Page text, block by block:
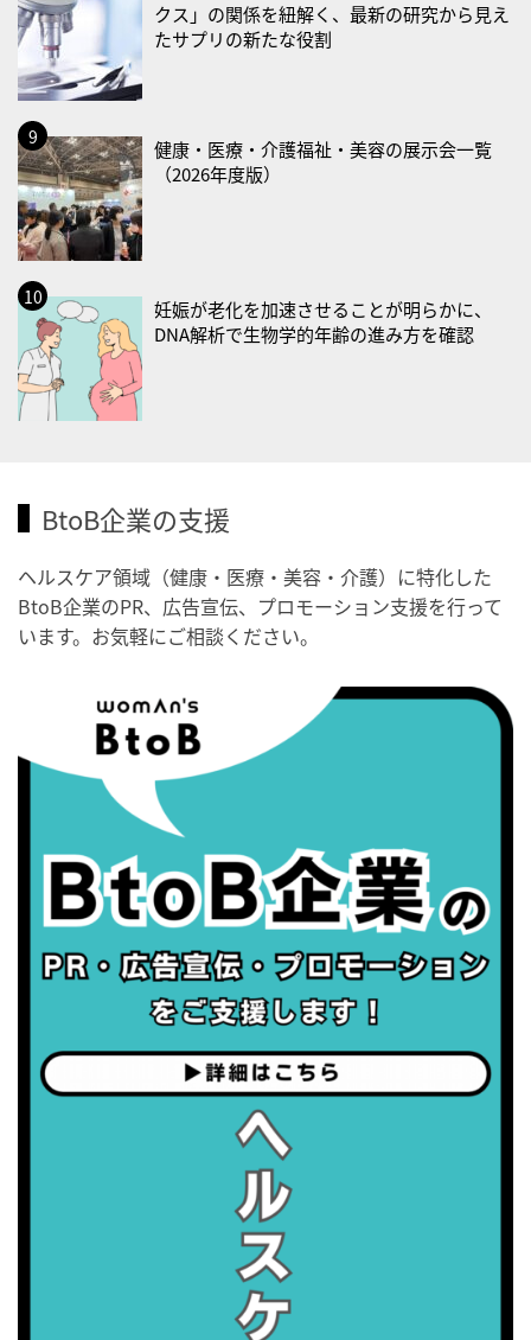
・健康増進普及月間
・歯ヂカラ探究月間
・職場の健康診断実施強化月間
・大腸がん検診の日
・防災の日
2026/09/02(水)
・がん征圧月間
・世界アルツハイマー月間
・健康増進普及月間
・歯ヂカラ探究月間
・職場の健康診断実施強化月間
2026/09/03(木)
・健康増進普及月間
・職場の健康診断実施強化月間
・秋の睡眠の日
・がん征圧月間
・世界アルツハイマー月間
・健康増進普及月間
・歯ヂカラ探究月間
・職場の健康診断実施強化月間
・世界性の健康デー
2026/09/05(土)
・がん征圧月間
・世界アルツハイマー月間
・健康増進普及月間
・歯ヂカラ探究月間
・職場の健康診断実施強化月間
・職場の健康診断実施強化月間
クス」の関係を紐解く、最新の研究から見え
たサプリの新たな役割
健康・医療・介護福祉・美容の展示会一覧
（2026年度版）
妊娠が老化を加速させることが明らかに、
DNA解析で生物学的年齢の進み方を確認
BtoB企業の支援
ヘルスケア領域（健康・医療・美容・介護）に特化した
BtoB企業のPR、広告宣伝、プロモーション支援を行って
います。お気軽にご相談ください。